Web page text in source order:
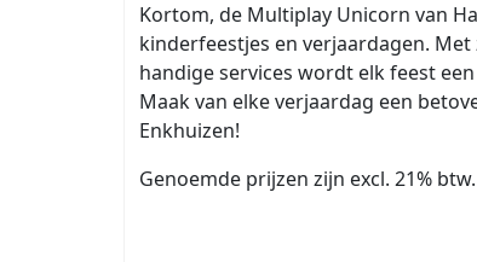
Kortom, de Multiplay Unicorn van
kinderfeestjes en verjaardagen.
handige services wordt elk feest
Maak van elke verjaardag een
Enkhuizen!
Genoemde prijzen zijn excl. 21% btw.